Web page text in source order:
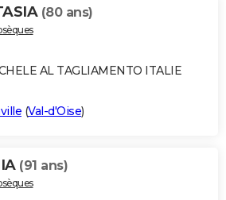
(80 ans)
AL TAGLIAMENTO ITALIE
(Val-d'Oise)
(91 ans)